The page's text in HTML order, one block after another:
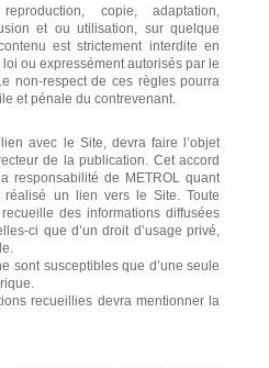
copie, adaptation,
et ou utilisation, sur quelque
est strictement interdite en
ou expressément autorisés par le
non-respect de ces règles pourra
et pénale du contrevenant.
avec le Site, devra faire l’objet
de la publication. Cet accord
responsabilité de METROL quant
un lien vers le Site. Toute
des informations diffusées
ci que d’un droit d’usage privé,
sont susceptibles que d’une seule
recueillies devra mentionner la